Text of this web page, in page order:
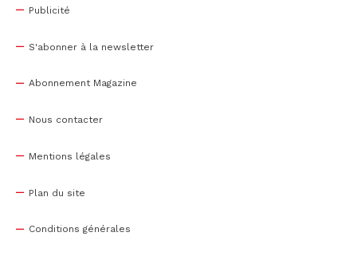
Publicité
S'abonner à la newsletter
Abonnement Magazine
Nous contacter
Mentions légales
Plan du site
Conditions générales